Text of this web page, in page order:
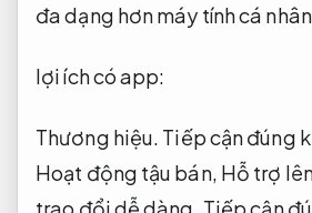
đa dạng hơn máy tính cá nhân
lợi ích có app:
Thương hiệu. Tiếp cận đúng
Hoạt động tậu bán, Hỗ trợ